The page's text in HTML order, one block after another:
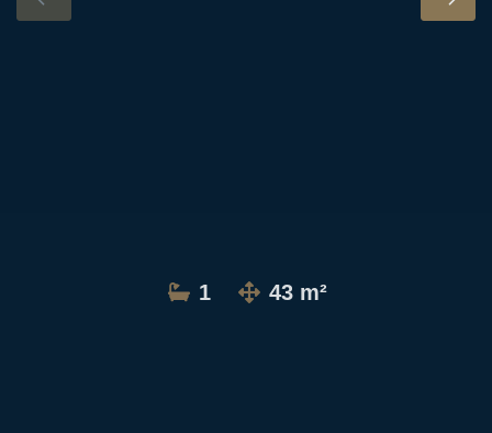
1 43 m²